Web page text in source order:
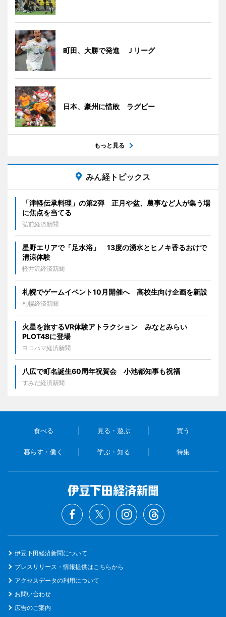
町田、大勝で発進 Ｊリーグ
日本、豪州に惜敗 ラグビー
もっと見る
みん経トピックス
「津軽伝承料理」の第2弾 正月や盆、農事など人が集う場
に焦点を当てる
弘前経済新聞
星野エリアで「足水浴」 13度の湧水とヒノキ香るおけで
清涼体験
軽井沢経済新聞
札幌でゲームイベント10月開催へ 高校生向け企画を新設
札幌経済新聞
火星を旅するVR体験アトラクション みなとみらい
PLOT48に登場
ヨコハマ経済新聞
八広で町名誕生60周年祝賀会 小池都知事も祝福
すみだ経済新聞
食べる 見る・遊ぶ 買う
暮らす・働く 学ぶ・知る 特集
伊豆下田経済新聞について
プレスリリース・情報提供はこちらから
アクセスデータの利用について
お問い合わせ
広告のご案内